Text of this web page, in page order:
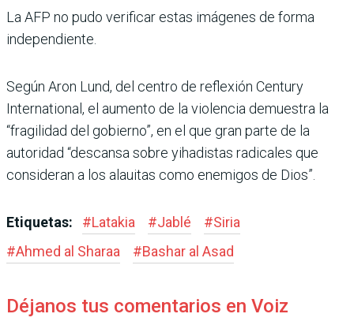
La AFP no pudo verificar estas imágenes de forma
independiente.
Según Aron Lund, del centro de reflexión Century
International, el aumento de la violencia demuestra la
“fragilidad del gobierno”, en el que gran parte de la
autoridad “descansa sobre yihadistas radicales que
consideran a los alauitas como enemigos de Dios”.
Etiquetas: #Latakia #Jablé #Siria
#Ahmed al Sharaa #Bashar al Asad
Déjanos tus comentarios en Voiz